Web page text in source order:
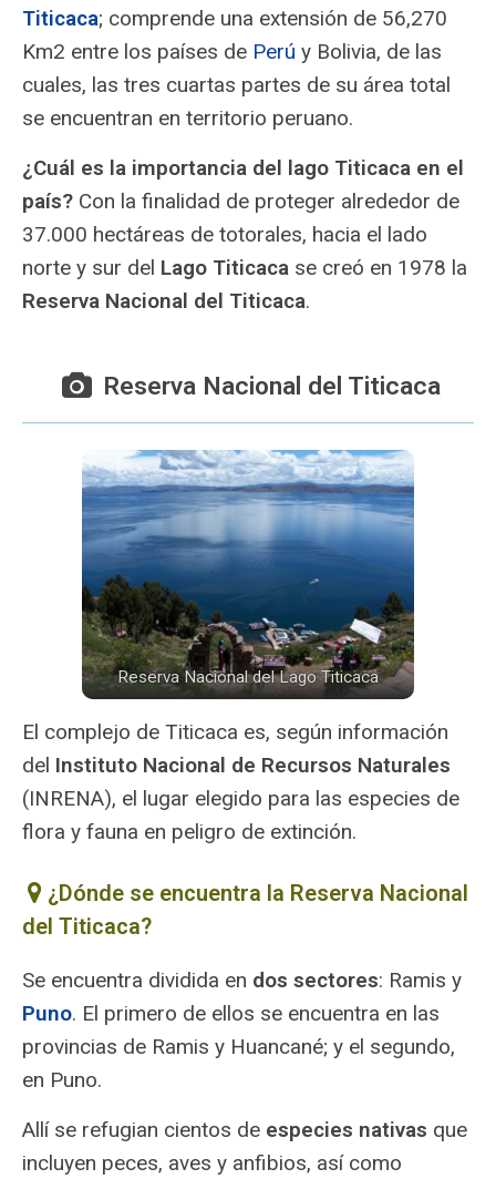
Titicaca; comprende una extensión de 56,270
Km2 entre los países de Perú y Bolivia, de las
cuales, las tres cuartas partes de su área total
se encuentran en territorio peruano.
¿Cuál es la importancia del lago Titicaca en el
país? Con la finalidad de proteger alrededor de
37.000 hectáreas de totorales, hacia el lado
norte y sur del Lago Titicaca se creó en 1978 la
Reserva Nacional del Titicaca.
Reserva Nacional del Titicaca
Reserva Nacional del Lago Titicaca
El complejo de Titicaca es, según información
del Instituto Nacional de Recursos Naturales
(INRENA), el lugar elegido para las especies de
flora y fauna en peligro de extinción.
¿Dónde se encuentra la Reserva Nacional
del Titicaca?
Se encuentra dividida en dos sectores: Ramis y
Puno. El primero de ellos se encuentra en las
provincias de Ramis y Huancané; y el segundo,
en Puno.
Allí se refugian cientos de especies nativas que
incluyen peces, aves y anfibios, así como